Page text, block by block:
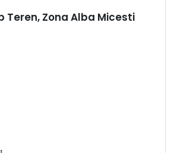
Teren, Zona Alba Micesti